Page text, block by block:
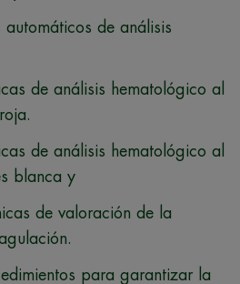
de análisis
de análisis hematológico al
de análisis hematológico al
blanca y
de valoración de la
para garantizar la